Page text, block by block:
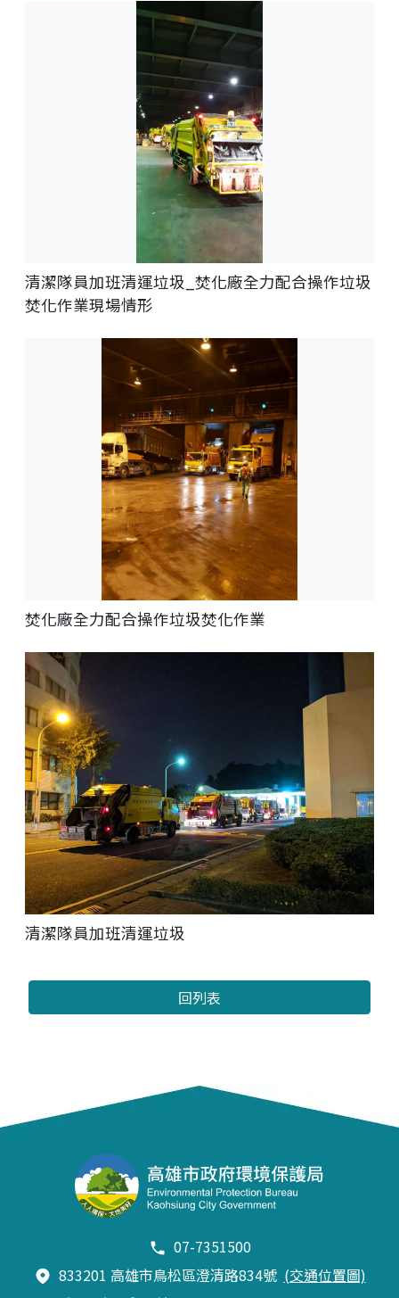
清潔隊員加班清運垃圾_焚化廠全力配合操作垃圾
焚化作業現場情形
焚化廠全力配合操作垃圾焚化作業
清潔隊員加班清運垃圾
回列表
07-7351500
833201 高雄市鳥松區澄清路834號 (交通位置圖)